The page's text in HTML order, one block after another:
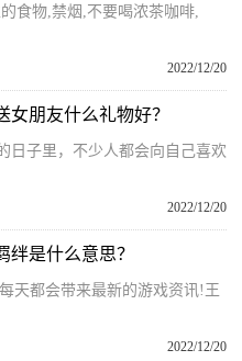
食物,禁烟,不要喝浓茶咖啡,
2022/12/20
朋友什么礼物好？
日子里，不少人都会向自己喜欢
2022/12/20
是什么意思？
天都会带来最新的游戏资讯!王
2022/12/20